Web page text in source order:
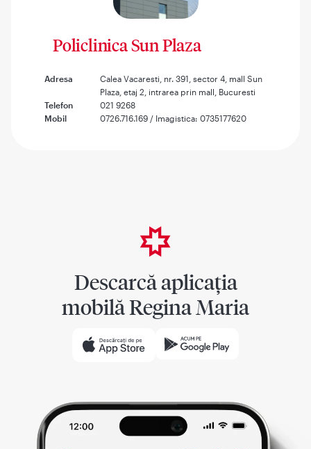
Policlinica Sun Plaza
Adresa
Calea Vacaresti, nr. 391, sector 4, mall Sun
Plaza, etaj 2, intrarea prin mall, Bucuresti
Telefon
021 9268
Mobil
0726.716.169 / Imagistica: 0735177620
Descarcă aplicația
mobilă Regina Maria